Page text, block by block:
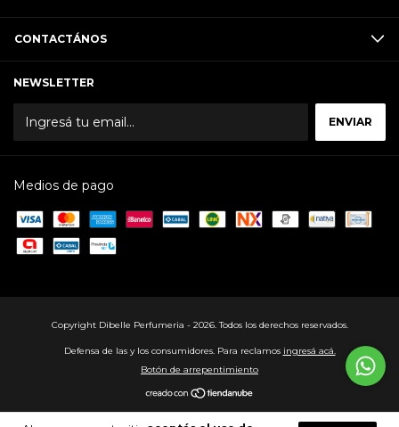
CONTACTÁNOS
NEWSLETTER
Medios de pago
Copyright Dibelle Perfumeria - 2026. Todos los derechos reservados.
Defensa de las y los consumidores. Para reclamos ingresá acá.
Botón de arrepentimiento